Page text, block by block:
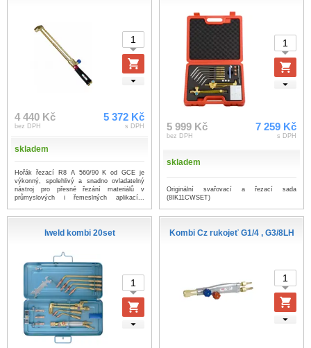
4 440 Kč
bez DPH
5 372 Kč
s DPH
skladem
Hořák řezací R8 A 560/90 K od GCE je
výkonný, spolehlivý a snadno ovladatelný
nástroj pro přesné řezání materiálů v
průmyslových i řemeslných aplikací...
5 999 Kč
bez DPH
7 259 Kč
s DPH
skladem
Originální svařovací a řezací sada
(8IK11CWSET)
Iweld kombi 20set Kombi Cz rukojeť G1/4 , G3/8LH